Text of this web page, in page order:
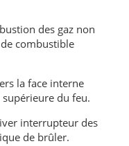
des gaz non
combustible
la face interne
du feu.
interrupteur des
de brûler.